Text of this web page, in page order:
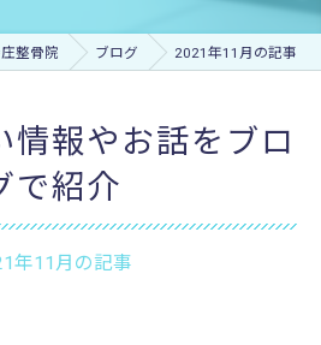
整骨院 ブログ 2021年11月の記事
情報やお話をブロ
で紹介
年11月の記事